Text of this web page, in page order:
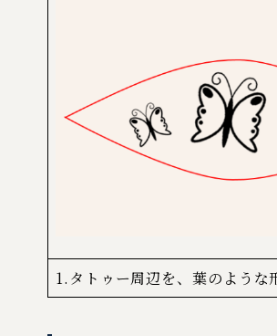
1.タトゥー周辺を、葉のような